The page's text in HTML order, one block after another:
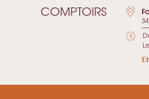
COMPTOIRS